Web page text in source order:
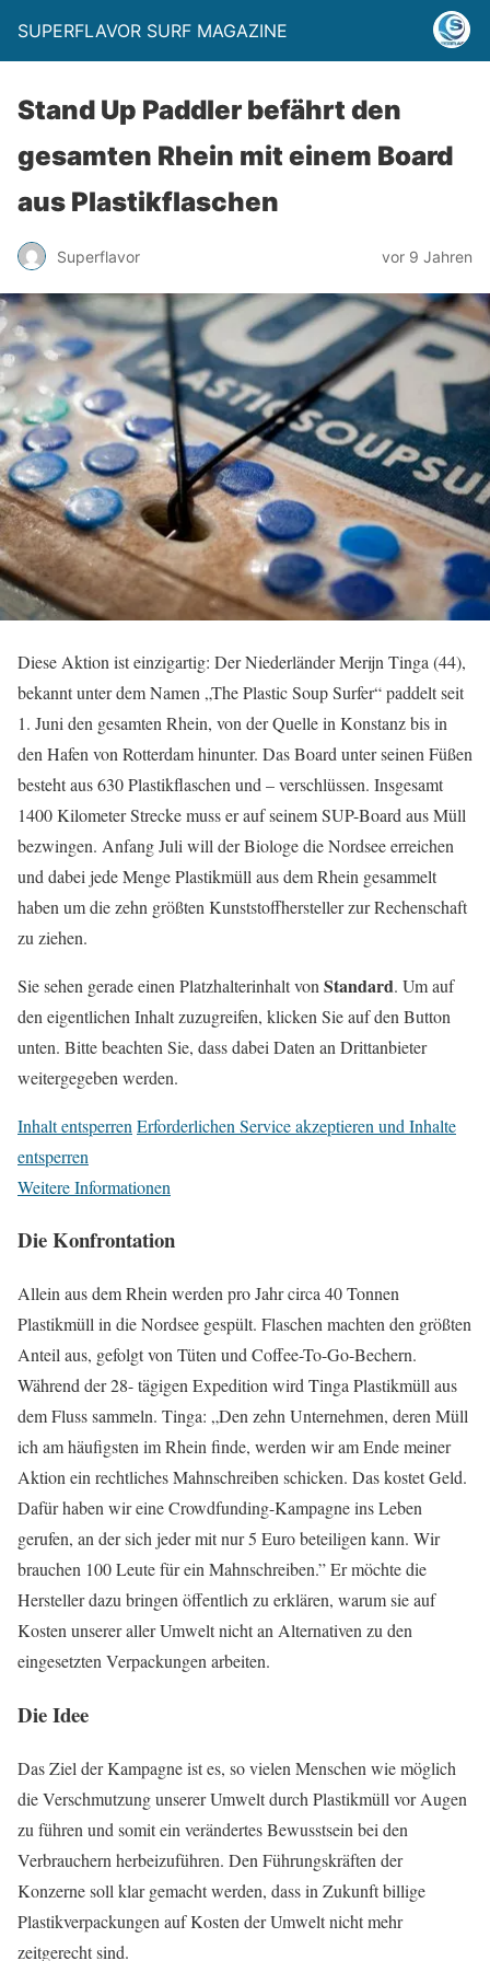
SUPERFLAVOR SURF MAGAZINE
Stand Up Paddler befährt den
gesamten Rhein mit einem Board
aus Plastikflaschen
Superflavor vor 9 Jahren
Diese Aktion ist einzigartig: Der Niederländer Merijn Tinga (44),
bekannt unter dem Namen „The Plastic Soup Surfer“ paddelt seit
1. Juni den gesamten Rhein, von der Quelle in Konstanz bis in
den Hafen von Rotterdam hinunter. Das Board unter seinen Füßen
besteht aus 630 Plastikflaschen und – verschlüssen. Insgesamt
1400 Kilometer Strecke muss er auf seinem SUP-Board aus Müll
bezwingen. Anfang Juli will der Biologe die Nordsee erreichen
und dabei jede Menge Plastikmüll aus dem Rhein gesammelt
haben um die zehn größten Kunststoffhersteller zur Rechenschaft
zu ziehen.
Sie sehen gerade einen Platzhalterinhalt von Standard. Um auf
den eigentlichen Inhalt zuzugreifen, klicken Sie auf den Button
unten. Bitte beachten Sie, dass dabei Daten an Drittanbieter
weitergegeben werden.
Inhalt entsperren Erforderlichen Service akzeptieren und Inhalte
entsperren
Weitere Informationen
Die Konfrontation
Allein aus dem Rhein werden pro Jahr circa 40 Tonnen
Plastikmüll in die Nordsee gespült. Flaschen machten den größten
Anteil aus, gefolgt von Tüten und Coffee-To-Go-Bechern.
Während der 28- tägigen Expedition wird Tinga Plastikmüll aus
dem Fluss sammeln. Tinga: „Den zehn Unternehmen, deren Müll
ich am häufigsten im Rhein finde, werden wir am Ende meiner
Aktion ein rechtliches Mahnschreiben schicken. Das kostet Geld.
Dafür haben wir eine Crowdfunding-Kampagne ins Leben
gerufen, an der sich jeder mit nur 5 Euro beteiligen kann. Wir
brauchen 100 Leute für ein Mahnschreiben.” Er möchte die
Hersteller dazu bringen öffentlich zu erklären, warum sie auf
Kosten unserer aller Umwelt nicht an Alternativen zu den
eingesetzten Verpackungen arbeiten.
Die Idee
Das Ziel der Kampagne ist es, so vielen Menschen wie möglich
die Verschmutzung unserer Umwelt durch Plastikmüll vor Augen
zu führen und somit ein verändertes Bewusstsein bei den
Verbrauchern herbeizuführen. Den Führungskräften der
Konzerne soll klar gemacht werden, dass in Zukunft billige
Plastikverpackungen auf Kosten der Umwelt nicht mehr
zeitgerecht sind.